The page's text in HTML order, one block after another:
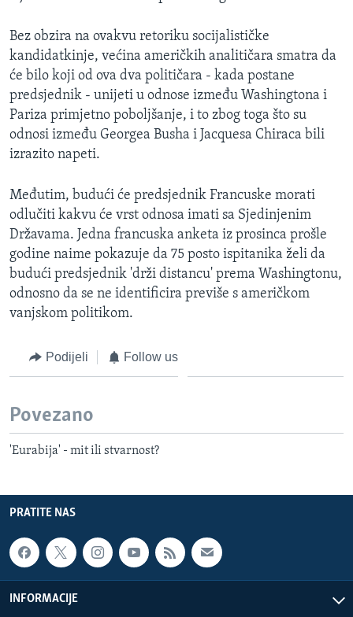
Bez obzira na ovakvu retoriku socijalističke
kandidatkinje, većina američkih analitičara smatra da
će bilo koji od ova dva političara - kada postane
predsjednik - unijeti u odnose između Washingtona i
Pariza primjetno poboljšanje, i to zbog toga što su
odnosi između Georgea Busha i Jacquesa Chiraca bili
izrazito napeti.
Međutim, budući će predsjednik Francuske morati
odlučiti kakvu će vrst odnosa imati sa Sjedinjenim
Državama. Jedna francuska anketa iz prosinca prošle
godine naime pokazuje da 75 posto ispitanika želi da
budući predsjednik 'drži distancu' prema Washingtonu,
odnosno da se ne identificira previše s američkom
vanjskom politikom.
Podijeli Follow us
Povezano
'Eurabija' - mit ili stvarnost?
PRATITE NAS
INFORMACIJE